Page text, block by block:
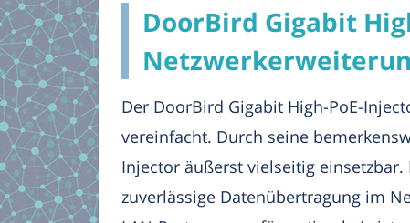
DoorBird Gigabit
Der DoorBird Gigabit High-PoE-
vereinfacht. Durch seine
Injector äußerst vielseitig
zuverlässige Datenübertragung im